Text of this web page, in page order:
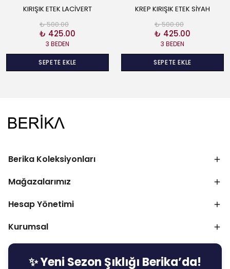
KIRIŞIK ETEK LACİVERT
₺ 500.00
₺ 425.00
3 BEDEN
SEPETE EKLE
KREP KIRIŞIK ETEK SİYAH
₺ 500.00
₺ 425.00
3 BEDEN
SEPETE EKLE
Berika Koleksiyonları
Mağazalarımız
Hesap Yönetimi
Kurumsal
✨ Yeni Sezon Şıklığı Berika’da!